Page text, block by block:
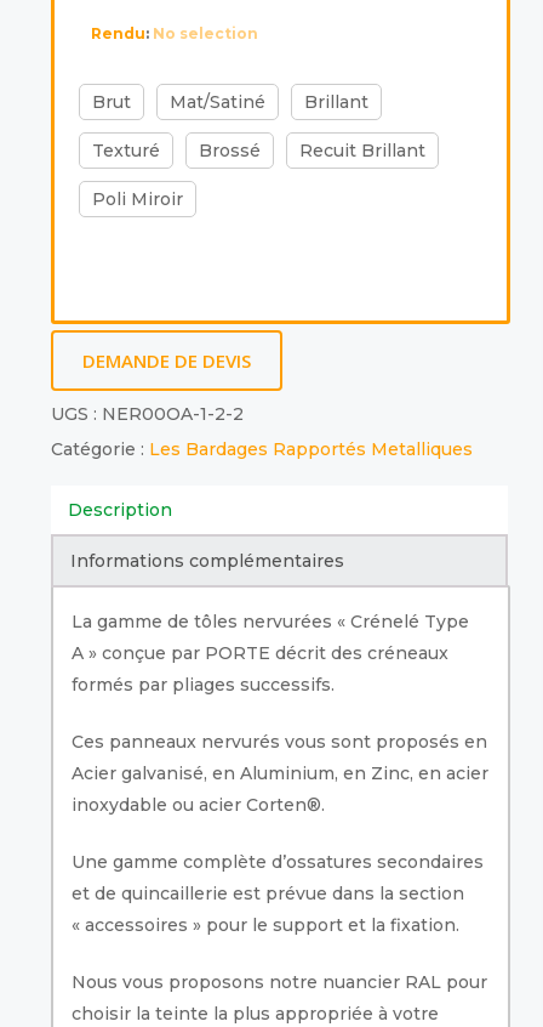
Rendu: No selection
Brut Mat/Satiné Brillant
Texturé Brossé Recuit Brillant
Poli Miroir
DEMANDE DE DEVIS
UGS : NER00OA-1-2-2
Catégorie : Les Bardages Rapportés Metalliques
Description
Informations complémentaires
La gamme de tôles nervurées « Crénelé Type
A » conçue par PORTE décrit des créneaux
formés par pliages successifs.
Ces panneaux nervurés vous sont proposés en
Acier galvanisé, en Aluminium, en Zinc, en acier
inoxydable ou acier Corten®.
Une gamme complète d’ossatures secondaires
et de quincaillerie est prévue dans la section
« accessoires » pour le support et la fixation.
Nous vous proposons notre nuancier RAL pour
choisir la teinte la plus appropriée à votre